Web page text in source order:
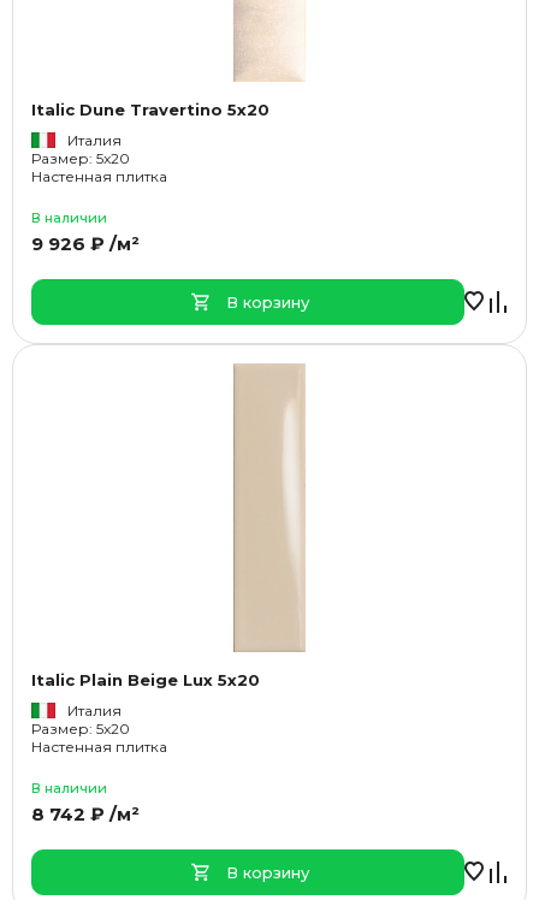
Italic Dune Travertino 5x20
Италия
Размер: 5x20
Настенная плитка
В наличии
9 926 ₽ /м²
В корзину
Italic Plain Beige Lux 5x20
Италия
Размер: 5x20
Настенная плитка
В наличии
8 742 ₽ /м²
В корзину